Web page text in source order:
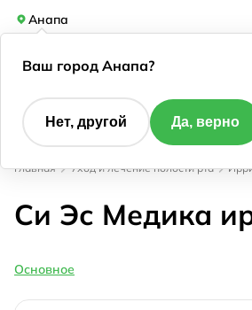
Анапа
Главная Уход и лечение полости рта
Си Эс Медика
Основное
Ваш город Анапа?
Нет, другой Да, верно